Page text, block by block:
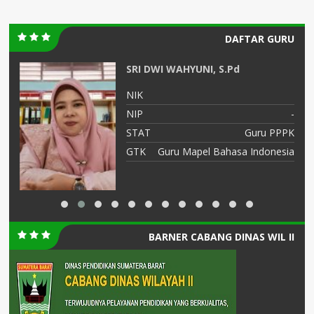
DAFTAR GURU
SRI DWI WAHYUNI, S.Pd
NIK
NIP
-
STAT
Guru PPPK
GTK
Guru Mapel Bahasa Indonesia
BARNER CABANG DINAS WIL II